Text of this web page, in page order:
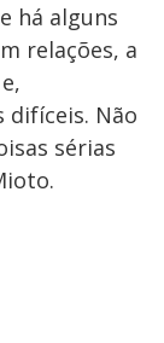
há alguns
relações, a
difíceis. Não
sérias